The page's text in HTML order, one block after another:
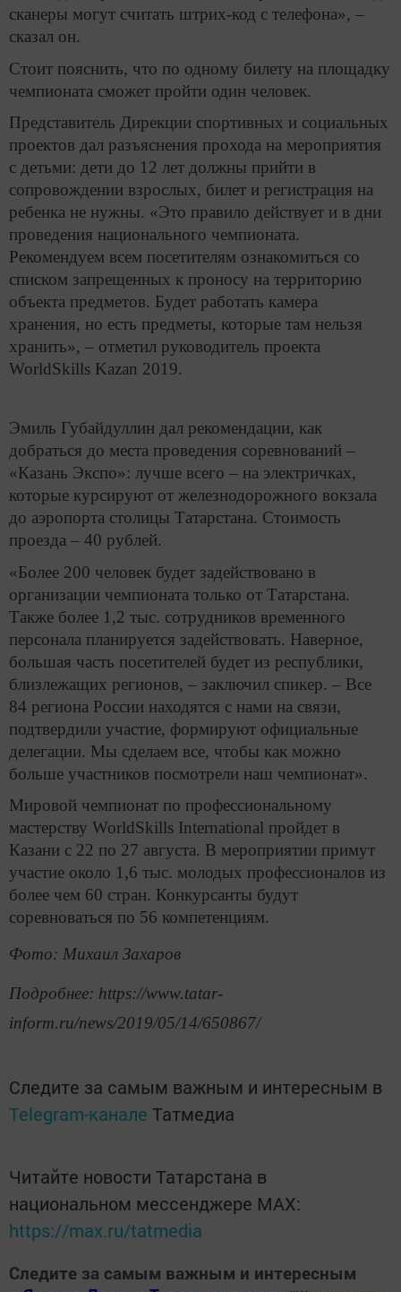
сканеры могут считать штрих-код с телефона», –
сказал он.
Стоит пояснить, что по одному билету на площадку
чемпионата сможет пройти один человек.
Представитель Дирекции спортивных и социальных
проектов дал разъяснения прохода на мероприятия
с детьми: дети до 12 лет должны прийти в
сопровождении взрослых, билет и регистрация на
ребенка не нужны. «Это правило действует и в дни
проведения национального чемпионата.
Рекомендуем всем посетителям ознакомиться со
списком запрещенных к проносу на территорию
объекта предметов. Будет работать камера
хранения, но есть предметы, которые там нельзя
хранить», – отметил руководитель проекта
WorldSkills Kazan 2019.
Эмиль Губайдуллин дал рекомендации, как
добраться до места проведения соревнований –
«Казань Экспо»: лучше всего – на электричках,
которые курсируют от железнодорожного вокзала
до аэропорта столицы Татарстана. Стоимость
проезда – 40 рублей.
«Более 200 человек будет задействовано в
организации чемпионата только от Татарстана.
Также более 1,2 тыс. сотрудников временного
персонала планируется задействовать. Наверное,
большая часть посетителей будет из республики,
близлежащих регионов, – заключил спикер. – Все
84 региона России находятся с нами на связи,
подтвердили участие, формируют официальные
делегации. Мы сделаем все, чтобы как можно
больше участников посмотрели наш чемпионат».
Мировой чемпионат по профессиональному
мастерству WorldSkills International пройдет в
Казани с 22 по 27 августа. В мероприятии примут
участие около 1,6 тыс. молодых профессионалов из
более чем 60 стран. Конкурсанты будут
соревноваться по 56 компетенциям.
Фото: Михаил Захаров
Подробнее: https://www.tatar-
inform.ru/news/2019/05/14/650867/
Следите за самым важным и интересным в
Telegram-канале Татмедиа
Читайте новости Татарстана в
национальном мессенджере MАХ:
https://max.ru/tatmedia
Следите за самым важным и интересным